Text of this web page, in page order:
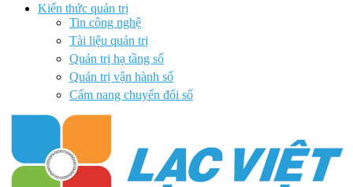
Kiến thức quản trị
Tin công nghệ
Tài liệu quản trị
Quản trị hạ tầng số
Quản trị vận hành số
Cẩm nang chuyển đổi số